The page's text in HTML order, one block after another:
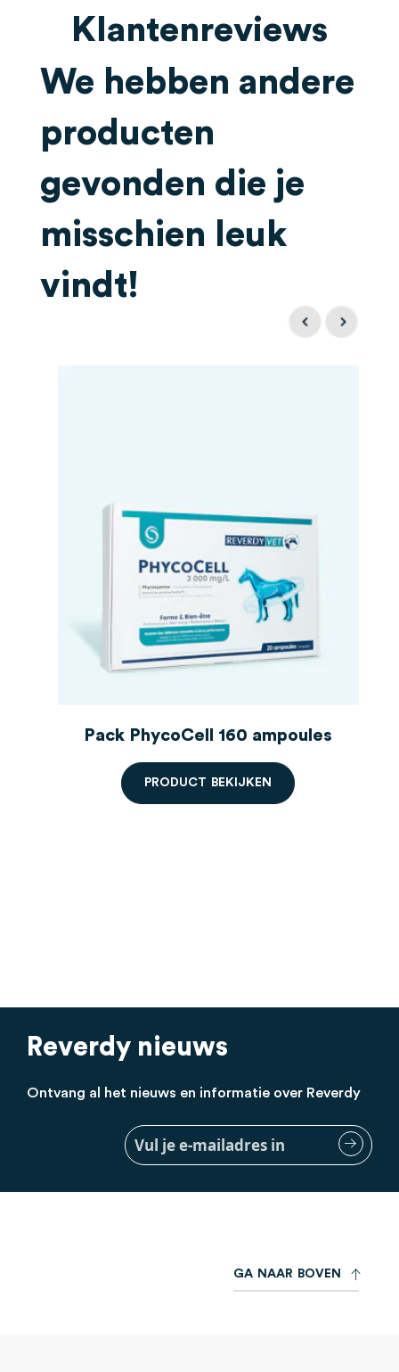
Klantenreviews
We hebben andere
producten
gevonden die je
misschien leuk
vindt!
Pack PhycoCell 160 ampoules
PRO DUCT BE K J KE N
Reverdy nieuws
Ontvang al het nieuws en informatie over Reverdy
Meld
je
aan
GA NAAR BOV E N